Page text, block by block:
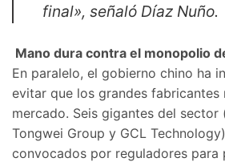
final», señaló Díaz Nuño.
Mano dura contra el monopolio
En paralelo, el gobierno chino ha
evitar que los grandes fabricantes
mercado. Seis gigantes del sector
Tongwei Group y GCL
convocados por reguladores para